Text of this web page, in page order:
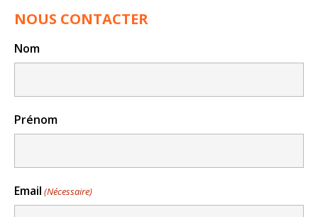
NOUS CONTACTER
Nom
Prénom
Email (Nécessaire)